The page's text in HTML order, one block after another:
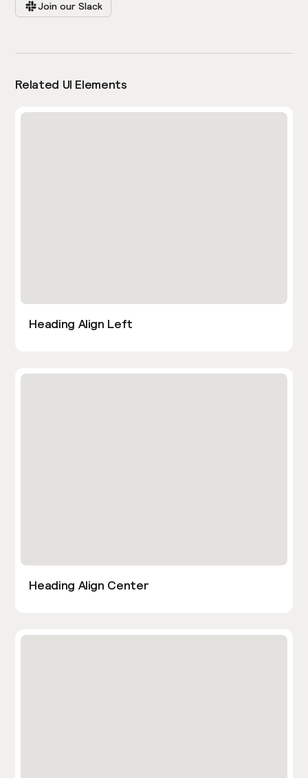
Join our Slack
Related UI Elements
Heading Align Left
Heading Align Center